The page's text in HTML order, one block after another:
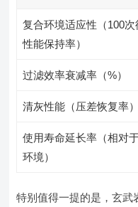
复合环境适应性（100次
性能保持率）
过滤效率衰减率（%）
清灰性能（压差恢复率）
使用寿命延长率（相对
环境）
特别值得一提的是，玄武